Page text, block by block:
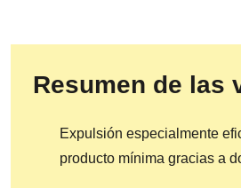
Resumen de las
Expulsión especialmente
producto mínima gracias a